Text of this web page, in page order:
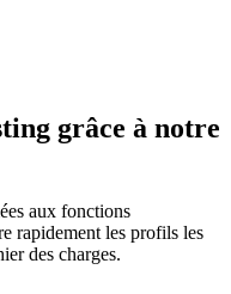
grâce à notre
aux fonctions
rapidement les profils les
des charges.